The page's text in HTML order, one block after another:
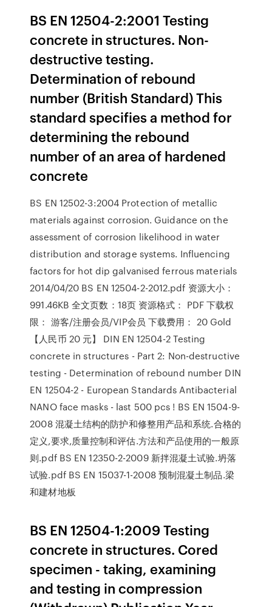
BS EN 12504-2:2001 Testing
concrete in structures. Non-
destructive testing.
Determination of rebound
number (British Standard) This
standard specifies a method for
determining the rebound
number of an area of hardened
concrete
BS EN 12502-3:2004 Protection of metallic
materials against corrosion. Guidance on the
assessment of corrosion likelihood in water
distribution and storage systems. Influencing
factors for hot dip galvanised ferrous materials
2014/04/20 BS EN 12504-2-2012.pdf 资源大小：
991.46KB 全文页数：18页 资源格式： PDF 下载权
限： 游客/注册会员/VIP会员 下载费用： 20 Gold
【人民币 20 元】 DIN EN 12504-2 Testing
concrete in structures - Part 2: Non-destructive
testing - Determination of rebound number DIN
EN 12504-2 - European Standards Antibacterial
NANO face masks - last 500 pcs ! BS EN 1504-9-
2008 混凝土结构的防护和修整用产品和系统.合格的
定义,要求,质量控制和评估.方法和产品使用的一般原
则.pdf BS EN 12350-2-2009 新拌混凝土试验.坍落
试验.pdf BS EN 15037-1-2008 预制混凝土制品.梁
和建材地板
BS EN 12504-1:2009 Testing
concrete in structures. Cored
specimen - taking, examining
and testing in compression